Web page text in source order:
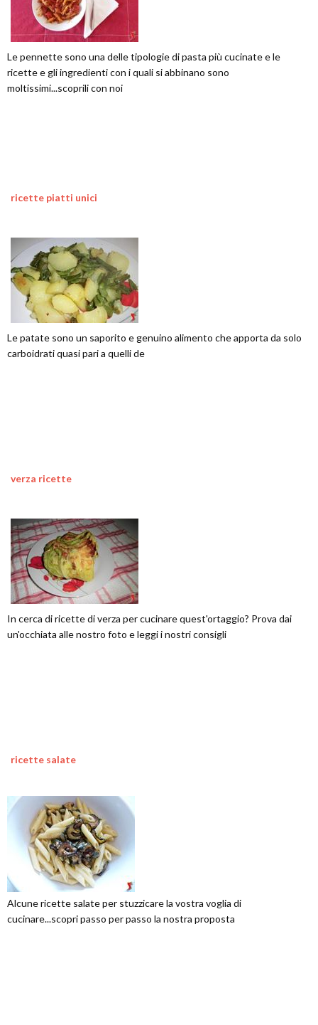
Le pennette sono una delle tipologie di pasta più cucinate e le
ricette e gli ingredienti con i quali si abbinano sono
moltissimi...scoprili con noi
ricette piatti unici
Le patate sono un saporito e genuino alimento che apporta da solo
carboidrati quasi pari a quelli de
verza ricette
In cerca di ricette di verza per cucinare quest'ortaggio? Prova dai
un'occhiata alle nostro foto e leggi i nostri consigli
ricette salate
Alcune ricette salate per stuzzicare la vostra voglia di
cucinare...scopri passo per passo la nostra proposta